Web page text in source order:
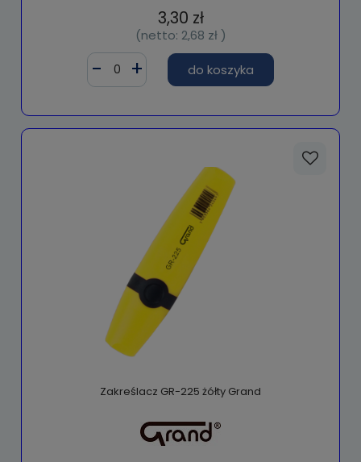
3,30 zł
(netto: 2,68 zł)
do koszyka
Zakreślacz GR-225 żółty Grand